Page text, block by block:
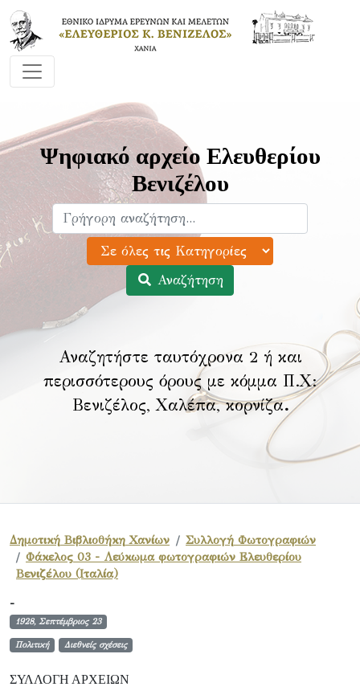
Ψηφιακό αρχείο Ελευθερίου
Βενιζέλου
Αναζήτηση
Αναζητήστε ταυτόχρονα 2 ή και
περισσότερους όρους με κόμμα Π.Χ:
Βενιζέλος, Χαλέπα, κορνίζα.
Δημοτική Βιβλιοθήκη Χανίων
Συλλογή Φωτογραφιών
Φάκελος 03 - Λεύκωμα φωτογραφιών Ελευθερίου
Βενιζέλου (Ιταλία)
-
1928, Σεπτέμβριος 23
Πολιτική Διεθνείς σχέσεις
ΣΥΛΛΟΓΉ ΑΡΧΕΊΩΝ